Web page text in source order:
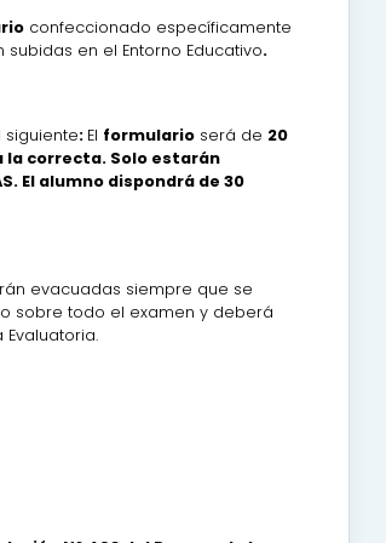
confeccionado específicamente
subidas en el Entorno Educativo.
siguiente: El formulario será de 20
la correcta. Solo estarán
El alumno dispondrá de 30
evacuadas siempre que se
sobre todo el examen y deberá